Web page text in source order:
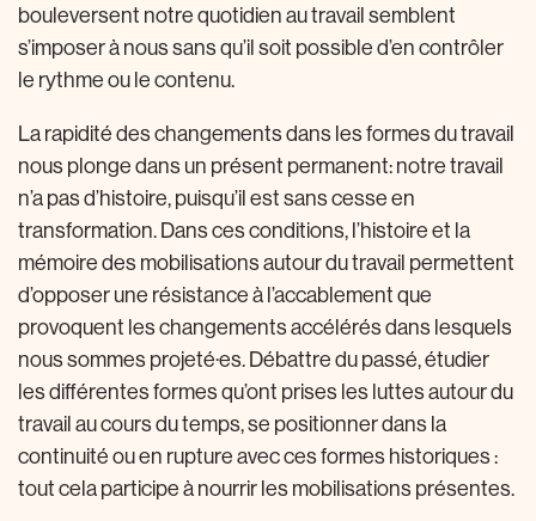
bouleversent notre quotidien au travail semblent
s’imposer à nous sans qu’il soit possible d’en contrôler
le rythme ou le contenu.
La rapidité des changements dans les formes du travail
nous plonge dans un présent permanent: notre travail
n’a pas d’histoire, puisqu’il est sans cesse en
transformation. Dans ces conditions, l’histoire et la
mémoire des mobilisations autour du travail permettent
d’opposer une résistance à l’accablement que
provoquent les changements accélérés dans lesquels
nous sommes projeté·es. Débattre du passé, étudier
les différentes formes qu’ont prises les luttes autour du
travail au cours du temps, se positionner dans la
continuité ou en rupture avec ces formes historiques :
tout cela participe à nourrir les mobilisations présentes.